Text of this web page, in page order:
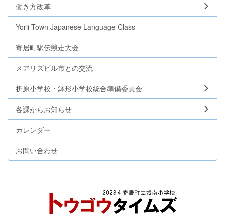
働き方改革
Yorii Town Japanese Language Class
寄居町駅伝競走大会
メアリズビル市との交流
折原小学校・鉢形小学校統合準備委員会
各課からお知らせ
カレンダー
お問い合わせ